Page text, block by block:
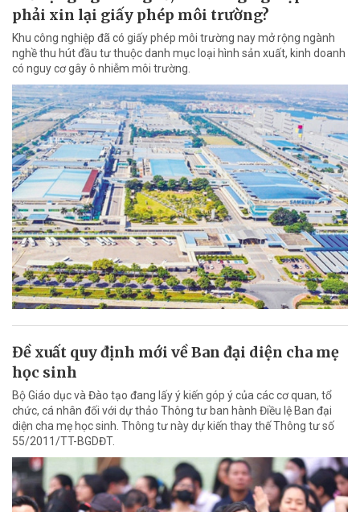
phải xin lại giấy phép môi trường?
Khu công nghiệp đã có giấy phép môi trường nay mở rộng ngành
nghề thu hút đầu tư thuộc danh mục loại hình sản xuất, kinh doanh
có nguy cơ gây ô nhiễm môi trường.
Đề xuất quy định mới về Ban đại diện cha mẹ
học sinh
Bộ Giáo dục và Đào tạo đang lấy ý kiến góp ý của các cơ quan, tổ
chức, cá nhân đối với dự thảo Thông tư ban hành Điều lệ Ban đại
diện cha mẹ học sinh. Thông tư này dự kiến thay thế Thông tư số
55/2011/TT-BGDĐT.